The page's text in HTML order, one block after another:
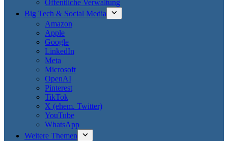
Öffentliche Verwaltung
Big Tech & Social Media
Amazon
Apple
Google
LinkedIn
Meta
Microsoft
OpenAI
Pinterest
TikTok
X (ehem. Twitter)
YouTube
WhatsApp
Weitere Themen